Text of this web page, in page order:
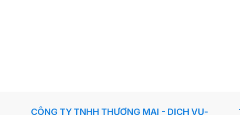
CÔNG TY TNHH THƯƠNG MẠI - DỊCH VỤ-